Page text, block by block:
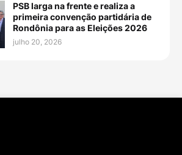
PSB larga na frente e realiza a
primeira convenção partidária de
Rondônia para as Eleições 2026
julho 20, 2026